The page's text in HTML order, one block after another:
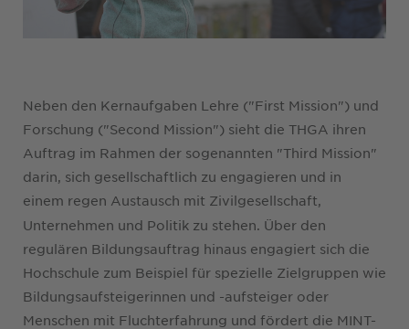
Neben den Kernaufgaben Lehre ("First Mission") und
Forschung ("Second Mission") sieht die THGA ihren
Auftrag im Rahmen der sogenannten "Third Mission"
darin, sich gesellschaftlich zu engagieren und in
einem regen Austausch mit Zivilgesellschaft,
Unternehmen und Politik zu stehen. Über den
regulären Bildungsauftrag hinaus engagiert sich die
Hochschule zum Beispiel für spezielle Zielgruppen wie
Bildungsaufsteigerinnen und -aufsteiger oder
Menschen mit Fluchterfahrung und fördert die MINT-